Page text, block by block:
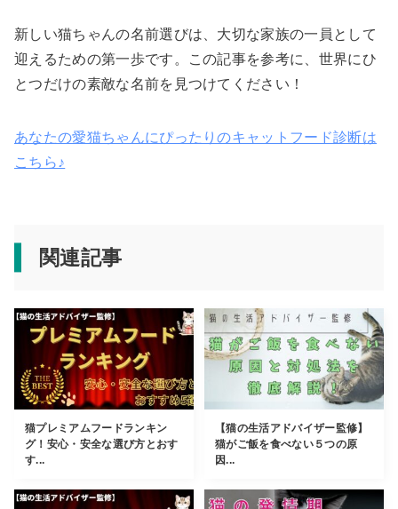
新しい猫ちゃんの名前選びは、大切な家族の一員として
迎えるための第一歩です。この記事を参考に、世界にひ
とつだけの素敵な名前を見つけてください！
あなたの愛猫ちゃんにぴったりのキャットフード診断は
こちら♪
関連記事
猫プレミアムフードランキン
グ！安心・安全な選び方とおす
す...
【猫の生活アドバイザー監修】
猫がご飯を食べない５つの原
因...